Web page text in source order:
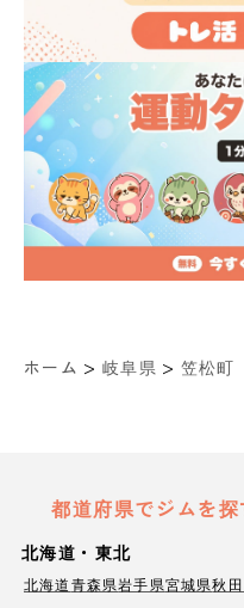
ホーム > 岐阜県 > 笠松町
都道府県でジムを探
北海道・東北
北海道青森県岩手県宮城県秋